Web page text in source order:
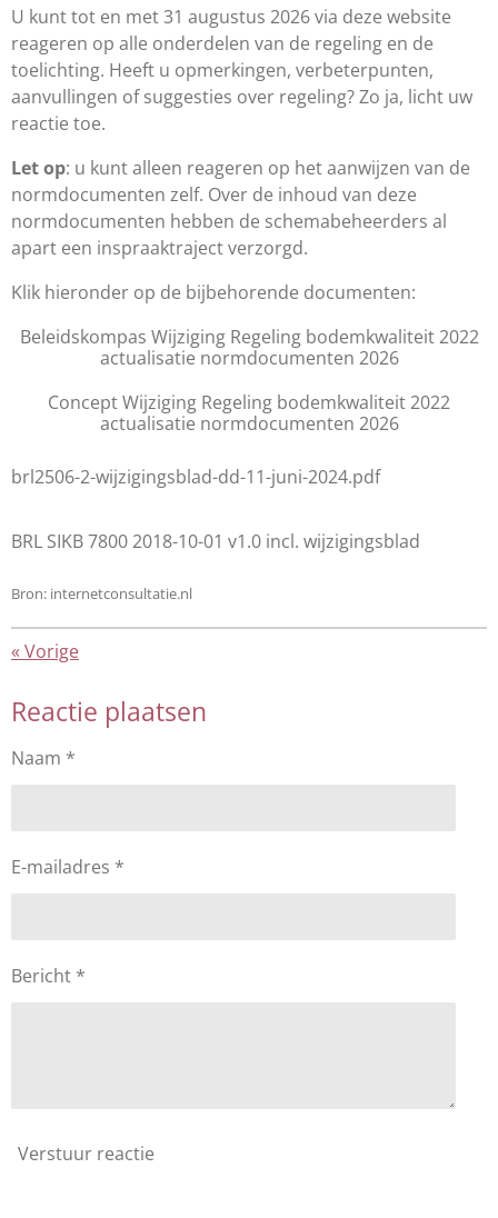
U kunt tot en met 31 augustus 2026 via deze website
reageren op alle onderdelen van de regeling en de
toelichting. Heeft u opmerkingen, verbeterpunten,
aanvullingen of suggesties over regeling? Zo ja, licht uw
reactie toe.
Let op: u kunt alleen reageren op het aanwijzen van de
normdocumenten zelf. Over de inhoud van deze
normdocumenten hebben de schemabeheerders al
apart een inspraaktraject verzorgd.
Klik hieronder op de bijbehorende documenten:
Beleidskompas Wijziging Regeling bodemkwaliteit 2022
actualisatie normdocumenten 2026
Concept Wijziging Regeling bodemkwaliteit 2022
actualisatie normdocumenten 2026
brl2506-2-wijzigingsblad-dd-11-juni-2024.pdf
BRL SIKB 7800 2018-10-01 v1.0 incl. wijzigingsblad
Bron: internetconsultatie.nl
« Vorige
Reactie plaatsen
Naam *
E-mailadres *
Bericht *
Verstuur reactie